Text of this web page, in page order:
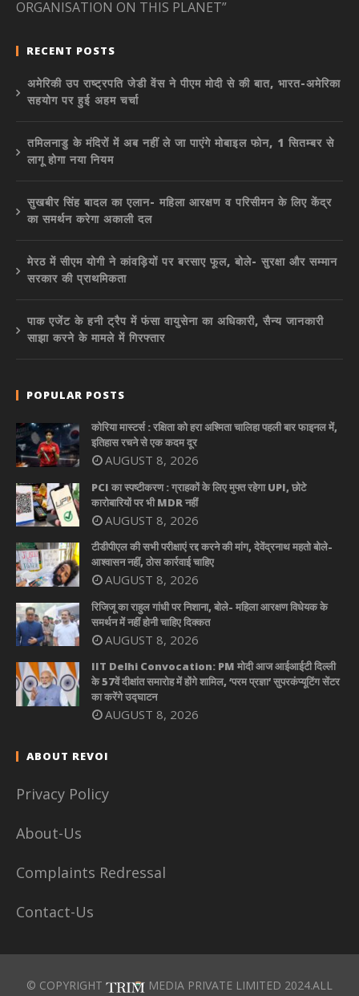
ORGANISATION ON THIS PLANET”
RECENT POSTS
अमेरिकी उप राष्ट्रपति जेडी वेंस ने पीएम मोदी से की बात, भारत-अमेरिका
सहयोग पर हुई अहम चर्चा
तमिलनाडु के मंदिरों में अब नहीं ले जा पाएंगे मोबाइल फोन, 1 सितम्बर से
लागू होगा नया नियम
सुखबीर सिंह बादल का एलान- महिला आरक्षण व परिसीमन के लिए केंद्र
का समर्थन करेगा अकाली दल
मेरठ में सीएम योगी ने कांवड़ियों पर बरसाए फूल, बोले- सुरक्षा और सम्मान
सरकार की प्राथमिकता
पाक एजेंट के हनी ट्रैप में फंसा वायुसेना का अधिकारी, सैन्य जानकारी
साझा करने के मामले में गिरफ्तार
POPULAR POSTS
कोरिया मास्टर्स : रक्षिता को हरा अश्मिता चालिहा पहली बार फाइनल में,
इतिहास रचने से एक कदम दूर
AUGUST 8, 2026
PCI का स्पष्टीकरण : ग्राहकों के लिए मुफ्त रहेगा UPI, छोटे
कारोबारियों पर भी MDR नहीं
AUGUST 8, 2026
टीडीपीएल की सभी परीक्षाएं रद्द करने की मांग, देवेंद्रनाथ महतो बोले-
आश्वासन नहीं, ठोस कार्रवाई चाहिए
AUGUST 8, 2026
रिजिजू का राहुल गांधी पर निशाना, बोले- महिला आरक्षण विधेयक के
समर्थन में नहीं होनी चाहिए दिक्कत
AUGUST 8, 2026
IIT Delhi Convocation: PM मोदी आज आईआईटी दिल्ली
के 57वें दीक्षांत समारोह में होंगे शामिल, ‘परम प्रज्ञा’ सुपरकंप्यूटिंग सेंटर
का करेंगे उद्घाटन
AUGUST 8, 2026
ABOUT REVOI
Privacy Policy
About-Us
Complaints Redressal
Contact-Us
© COPYRIGHT
MEDIA PRIVATE LIMITED 2024.ALL